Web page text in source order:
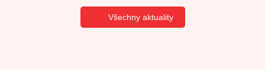
Všechny aktuality